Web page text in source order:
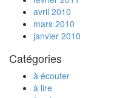
avril 2010
mars 2010
janvier 2010
Catégories
à écouter
à lire